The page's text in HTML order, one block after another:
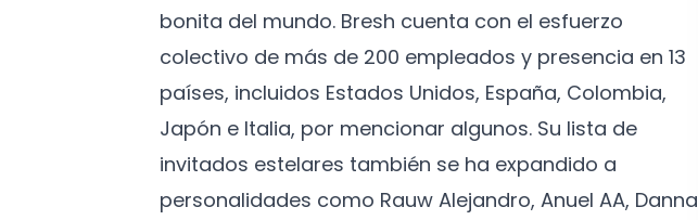
bonita del mundo. Bresh cuenta con el esfuerzo
colectivo de más de 200 empleados y presencia en 13
países, incluidos Estados Unidos, España, Colombia,
Japón e Italia, por mencionar algunos. Su lista de
invitados estelares también se ha expandido a
personalidades como Rauw Alejandro, Anuel AA, Danna